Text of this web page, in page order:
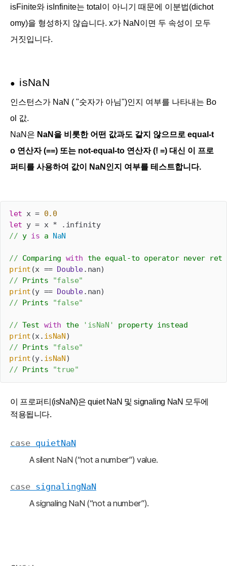
isFinite와 isInfinite는 total이 아니기 때문에 이분법(dichot
omy)을 형성하지 않습니다. x가 NaN이면 두 속성이 모두
거짓입니다.
● isNaN
인스턴스가 NaN ( "숫자가 아님")인지 여부를 나타내는 Bo
ol 값.
NaN은 NaN을 비롯한 어떤 값과도 같지 않으므로 equal-t
o 연산자 (==) 또는 not-equal-to 연산자 (! =) 대신 이 프로
퍼티를 사용하여 값이 NaN인지 여부를 테스트합니다.
let x = 0.0
let
y = x * .infinity
// y is a NaN
// Comparing with the equal-to operator never
print (x == Double
// Prints
"false"
print (y == Double
// Prints "false"
// Test with the 'isNaN'
property instead
print (x. isNaN
// Prints
"false"
print (y. isNaN
// Prints "true"
이 프로퍼티(isNaN)은 quietNaN 및signaling NaN 모두에
적용됩니다.
case quietNaN
A silent NaN (“not a number”) value.
case signalingNaN
A signaling NaN (“not a number”).